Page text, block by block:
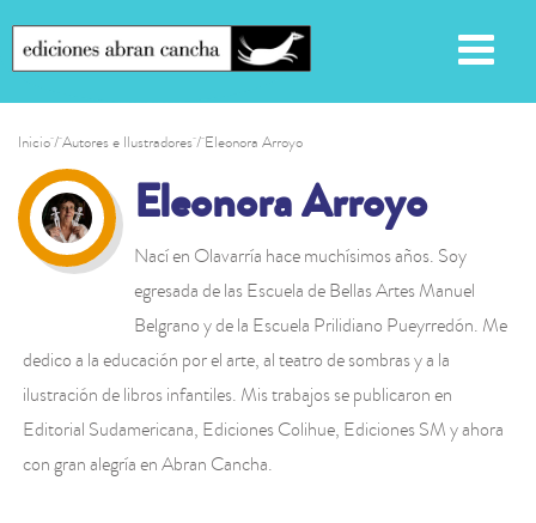
Inicio/ Autores e Ilustradores / Eleonora Arroyo
Eleonora Arroyo
Nací en Olavarría hace muchísimos años. Soy
egresada de las Escuela de Bellas Artes Manuel
Belgrano y de la Escuela Prilidiano Pueyrredón. Me
dedico a la educación por el arte, al teatro de sombras y a la
ilustración de libros infantiles. Mis trabajos se publicaron en
Editorial Sudamericana, Ediciones Colihue, Ediciones SM y ahora
con gran alegría en Abran Cancha.